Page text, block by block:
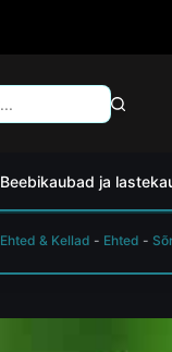
Beebikaubad ja
Ehted & Kellad - Ehted -